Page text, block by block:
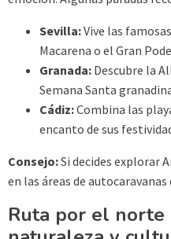
Sevilla:Vive las
Macarena o el Gran
Granada: Descubre la
Semana Santa
Cádiz:Combina las
encanto de sus
Consejo:Si decides explorar
en las áreas de autocaravanas
Ruta por el norte